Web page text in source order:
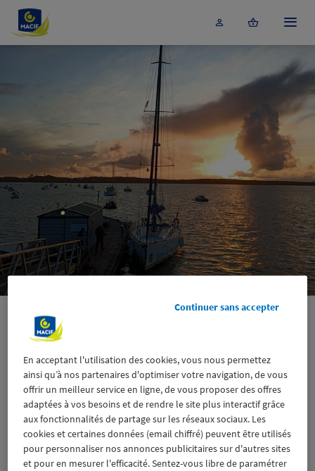
Accéder au contenu principal
Menu
Le site internet de Macif
Centre de Voile fait peau
neuve
Nous avons le plaisir de vous annoncer la
mise en ligne du nouveau site internet de
Macif Centre de Voile !
En acceptant l'utilisation des cookies, vous nous permettez
ainsi qu’à nos partenaires d'optimiser votre navigation, de vous
offrir un meilleur service en ligne, de vous proposer des offres
adaptées à vos besoins et de rendre le site plus interactif grâce
aux fonctionnalités de partage sur les réseaux sociaux. Les
cookies et certaines données (email chiffré) peuvent être utilisés
pour personnaliser nos annonces publicitaires sur d'autres sites
et pour en mesurer l'efficacité. Sentez-vous libre de paramétrer
Continuer sans accepter